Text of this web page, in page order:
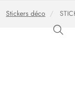
Stickers déco